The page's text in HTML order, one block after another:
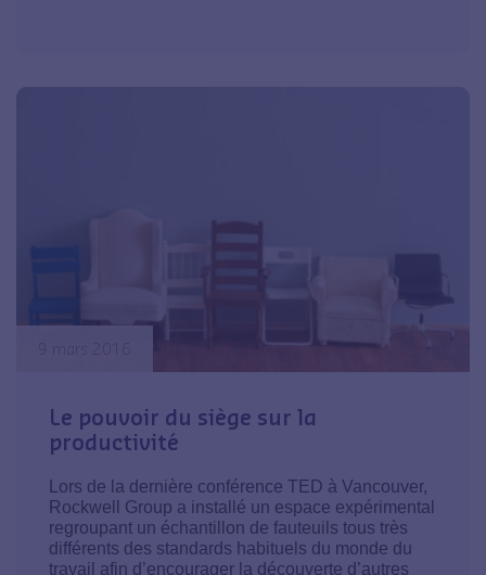
Le pouvoir du siège sur la
productivité
Lors de la dernière conférence TED à Vancouver,
Rockwell Group a installé un espace expérimental
regroupant un échantillon de fauteuils tous très
différents des standards habituels du monde du
travail afin d’encourager la découverte d’autres